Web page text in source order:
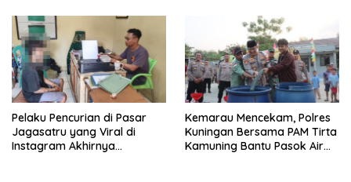
Pelaku Pencurian di Pasar
Jagasatru yang Viral di
Instagram Akhirnya
Kemarau Mencekam, Polres
Kuningan Bersama PAM Tirta
Kamuning Bantu Pasok Air